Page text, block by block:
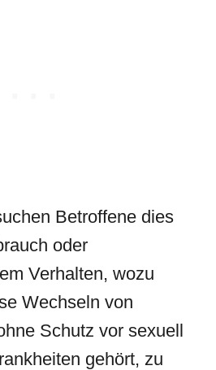
Betroffene dies
oder
Verhalten, wozu
Wechseln von
Schutz vor sexuell
gehört, zu